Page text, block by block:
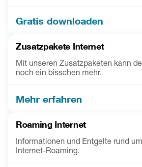
Gratis downloaden
Zusatzpakete Internet
Mit unseren Zusatzpaketen kann
noch ein bisschen mehr.
Mehr erfahren
Roaming Internet
Informationen und Entgelte rund
Internet-Roaming.